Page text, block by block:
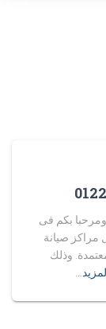
الرماية 01225025360 اهلا ومرحبا بكم فى
مراكز صيانة
وذلك